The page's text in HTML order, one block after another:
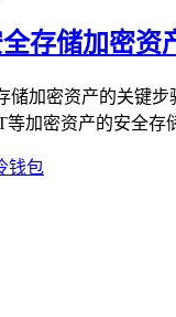
存储加密资
储加密资产的关键
加密资产的安全
钱包